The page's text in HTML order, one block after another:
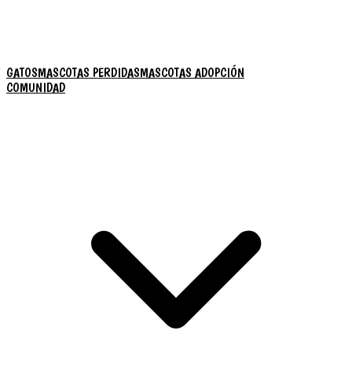
GATOSMASCOTAS PERDIDASMASCOTAS ADOPCIÓN
COMUNIDAD